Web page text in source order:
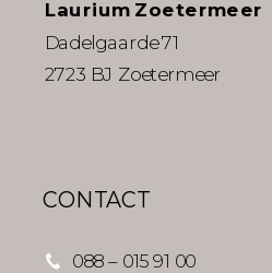
Laurium Zoetermeer
Dadelgaarde 71
2723 BJ Zoetermeer
088 – 015 91 00
CONTACT